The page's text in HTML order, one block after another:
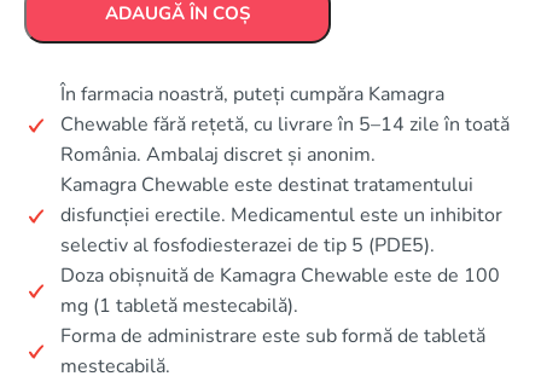
ADAUGĂ ÎN COȘ
În farmacia noastră, puteți cumpăra Kamagra
Chewable fără rețetă, cu livrare în 5–14 zile în toată
România. Ambalaj discret și anonim.
Kamagra Chewable este destinat tratamentului
disfuncției erectile. Medicamentul este un inhibitor
selectiv al fosfodiesterazei de tip 5 (PDE5).
Doza obișnuită de Kamagra Chewable este de 100
mg (1 tabletă mestecabilă).
Forma de administrare este sub formă de tabletă
mestecabilă.